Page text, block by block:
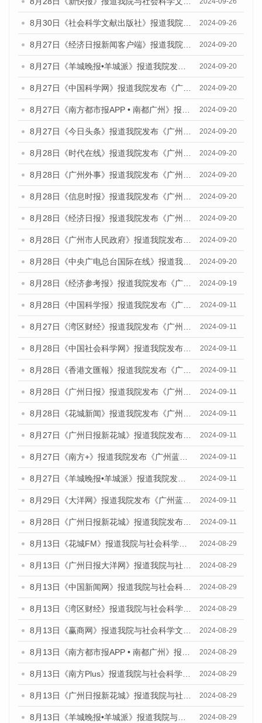
8月30日《社会科学文献出版社》报道我院与社会科学文献出版社联合发布《广州蓝皮书：广州创新型城市发展报告（2024）》的媒体文章 2024-09-26
8月27日《经济日报新闻客户端》报道我院发布《广州蓝皮书：广州创新型城市发展报告（2024）》的媒体文章 2024-09-20
8月27日《羊城晚报•羊城派》报道我院发布《广州蓝皮书：广州创新型城市发展报告（2024）》的媒体文章 2024-09-20
8月27日《中国科学网》报道我院发布《广州蓝皮书：广州创新型城市发展报告（2024）》的媒体文章 2024-09-20
8月27日《南方都市报APP • 南都广州》报道我院与社会科学文献出版社联合发布《广州蓝皮书：广州创新型城市发展报告（2024）》的媒体文章 2024-09-20
8月27日《今日头条》报道我院发布《广州蓝皮书：广州创新型城市发展报告（2024）》的媒体文章 2024-09-20
8月28日《时代在线》报道我院发布《广州蓝皮书：广州城市国际化发展报告（2024）》的媒体文章 2024-09-20
8月28日《广州外事》报道我院发布《广州蓝皮书：广州城市国际化发展报告（2024）》的媒体文章 2024-09-20
8月28日《信息时报》报道我院发布《广州蓝皮书：广州城市国际化发展报告（2024）》的媒体文章 2024-09-20
8月28日《经济日报》报道我院发布《广州蓝皮书：广州城市国际化发展报告（2024）》的媒体文章 2024-09-20
8月28日《广州市人民政府》报道我院发布《广州蓝皮书：广州城市国际化发展报告（2024）》的媒体文章 2024-09-20
8月28日《中央广电总台国际在线》报道我院发布《广州蓝皮书：广州城市国际化发展报告（2024）》的媒体文章 2024-09-20
8月28日《经济参考报》报道我院发布《广州蓝皮书：广州城市国际化发展报告（2024）》的媒体文章 2024-09-19
8月28日《中国科学报》报道我院发布《广州蓝皮书：广州城市国际化发展报告（2024）》的媒体文章 2024-09-11
8月27日《湾区财经》报道我院发布《广州蓝皮书：广州城市国际化发展报告（2024）》的媒体文章 2024-09-11
8月28日《中国社会科学网》报道我院发布《广州蓝皮书：广州城市国际化发展报告（2024）》的媒体文章 2024-09-11
8月28日《香港文匯報》报道我院发布《广州蓝皮书：广州城市国际化发展报告（2024）》的媒体文章 2024-09-11
8月28日《广州日报》报道我院发布《广州蓝皮书：广州城市国际化发展报告（2024）》的媒体文章 2024-09-11
8月28日《花城新闻》报道我院发布《广州蓝皮书：广州城市国际化发展报告（2024）》的媒体文章 2024-09-11
8月27日《广州日报新花城》报道我院发布《广州蓝皮书：广州城市国际化发展报告（2024）》的媒体文章 2024-09-11
8月27日《南方+》报道我院发布《广州蓝皮书：广州城市国际化发展报告（2024）》的媒体文章 2024-09-11
8月27日《羊城晚报•羊城派》报道我院发布《广州蓝皮书：广州城市国际化发展报告（2024）》的媒体文章 2024-09-11
8月29日《大洋网》报道我院发布《广州蓝皮书：广州城市国际化发展报告（2024）》的媒体文章 2024-09-11
8月28日《广州日报新花城》报道我院发布《广州蓝皮书：广州城市国际化发展报告（2024）》的媒体文章 2024-09-11
8月13日《花城FM》报道我院与社会科学文献出版社联合发布的《广州蓝皮书：广州国际商贸中心发展报告（2024）》媒体文章 2024-08-29
8月13日《广州日报大洋网》报道我院与社会科学文献出版社联合发布的《广州蓝皮书：广州国际商贸中心发展报告（2024）》媒体文章 2024-08-29
8月13日《中国新闻网》报道我院与社会科学文献出版社联合发布的《广州蓝皮书：广州国际商贸中心发展报告（2024）》媒体文章 2024-08-29
8月13日《湾区财经》报道我院与社会科学文献出版社联合发布的《广州蓝皮书：广州国际商贸中心发展报告（2024）》媒体文章 2024-08-29
8月13日《赢商网》报道我院与社会科学文献出版社联合发布的《广州蓝皮书：广州国际商贸中心发展报告（2024）》媒体文章 2024-08-29
8月13日《南方都市报APP • 南都广州》报道我院与社会科学文献出版社联合发布的《广州蓝皮书：广州国际商贸中心发展报告（2024）》媒体文章 2024-08-29
8月13日《南方Plus》报道我院与社会科学文献出版社联合发布的《广州蓝皮书：广州国际商贸中心发展报告（2024）》媒体文章 2024-08-29
8月13日《广州日报新花城》报道我院与社会科学文献出版社联合发布的《广州蓝皮书：广州国际商贸中心发展报告（2024）》媒体文章 2024-08-29
8月13日《羊城晚报•羊城派》报道我院与社会科学文献出版社联合发布的《广州蓝皮书：广州国际商贸中心发展报告（2024）》媒体文章 2024-08-29